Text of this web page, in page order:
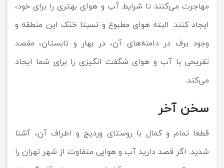
مهاجرت می‌کنند تا شرایط آب و هوای بهتری را برای خود،
ایجاد کنند. البته هوای مطبوع و نسبتا خنک این منطقه و
وجود برف در دامنه‌های آن، در بهار و تابستان، مقصد
تفریحی با آب و هوای شگفت انگیزی را برای شما ایجاد
می‌کند.
سخن آخر
قطعا تمام و کمال با روستای وردیج و اطراف آن، آشنا
شدید. اگر قصد دارید آب و هوایی متفاوت از شهر تهران را